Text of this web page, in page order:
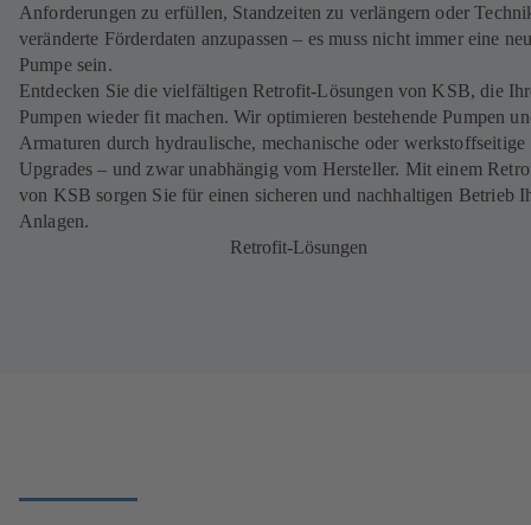
Anforderungen zu erfüllen, Standzeiten zu verlängern oder
veränderte Förderdaten anzupassen – es muss nicht immer eine
Pumpe sein.
Entdecken Sie die vielfältigen Retrofit-Lösungen von KSB, die
Pumpen wieder fit machen. Wir optimieren bestehende Pumpen
Armaturen durch hydraulische, mechanische oder werkstoffseitige
Upgrades – und zwar unabhängig vom Hersteller. Mit einem
von KSB sorgen Sie für einen sicheren und nachhaltigen Betrieb
Anlagen.
Retrofit-Lösungen